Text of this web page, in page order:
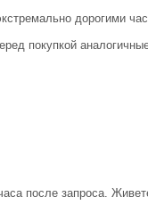
дорогими
покупкой
после запроса.